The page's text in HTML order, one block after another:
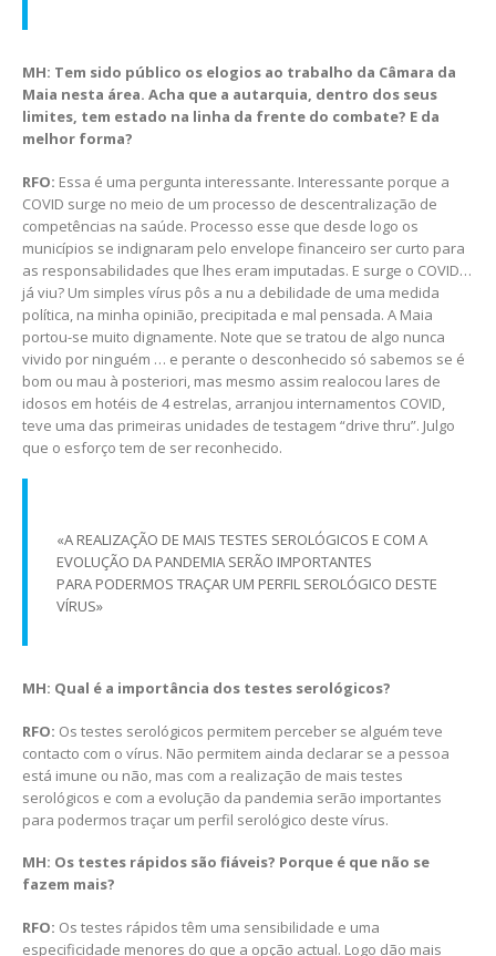
MH: Tem sido público os elogios ao trabalho da Câmara da
Maia nesta área. Acha que a autarquia, dentro dos seus
limites, tem estado na linha da frente do combate? E da
melhor forma?
RFO: Essa é uma pergunta interessante. Interessante porque a
COVID surge no meio de um processo de descentralização de
competências na saúde. Processo esse que desde logo os
municípios se indignaram pelo envelope financeiro ser curto para
as responsabilidades que lhes eram imputadas. E surge o COVID…
já viu? Um simples vírus pôs a nu a debilidade de uma medida
política, na minha opinião, precipitada e mal pensada. A Maia
portou-se muito dignamente. Note que se tratou de algo nunca
vivido por ninguém … e perante o desconhecido só sabemos se é
bom ou mau à posteriori, mas mesmo assim realocou lares de
idosos em hotéis de 4 estrelas, arranjou internamentos COVID,
teve uma das primeiras unidades de testagem “drive thru”. Julgo
que o esforço tem de ser reconhecido.
«A REALIZAÇÃO DE MAIS TESTES SEROLÓGICOS E COM A
EVOLUÇÃO DA PANDEMIA SERÃO IMPORTANTES
PARA PODERMOS TRAÇAR UM PERFIL SEROLÓGICO DESTE
VÍRUS»
MH: Qual é a importância dos testes serológicos?
RFO: Os testes serológicos permitem perceber se alguém teve
contacto com o vírus. Não permitem ainda declarar se a pessoa
está imune ou não, mas com a realização de mais testes
serológicos e com a evolução da pandemia serão importantes
para podermos traçar um perfil serológico deste vírus.
MH: Os testes rápidos são fiáveis? Porque é que não se
fazem mais?
RFO: Os testes rápidos têm uma sensibilidade e uma
especificidade menores do que a opção actual. Logo dão mais